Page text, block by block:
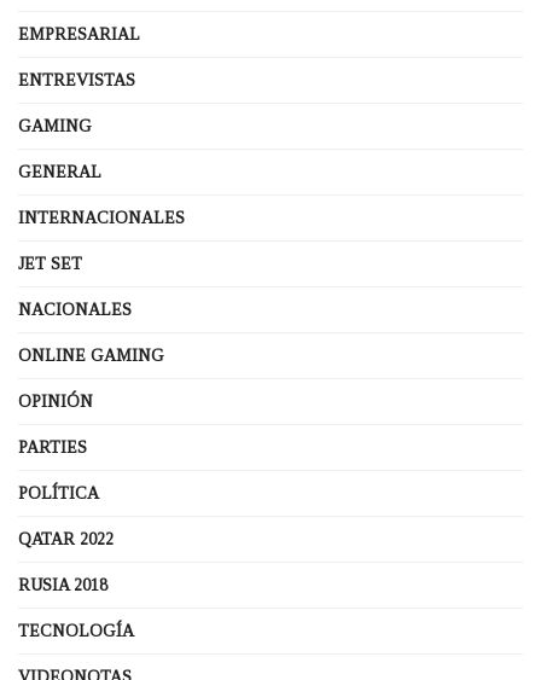
EMPRESARIAL
ENTREVISTAS
GAMING
GENERAL
INTERNACIONALES
JET SET
NACIONALES
ONLINE GAMING
OPINIÓN
PARTIES
POLÍTICA
QATAR 2022
RUSIA 2018
TECNOLOGÍA